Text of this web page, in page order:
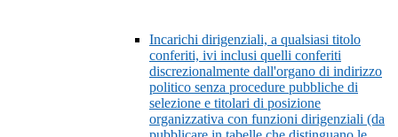
Incarichi dirigenziali, a qualsiasi titolo
conferiti, ivi inclusi quelli conferiti
discrezionalmente dall'organo di indirizzo
politico senza procedure pubbliche di
selezione e titolari di posizione
organizzativa con funzioni dirigenziali (da